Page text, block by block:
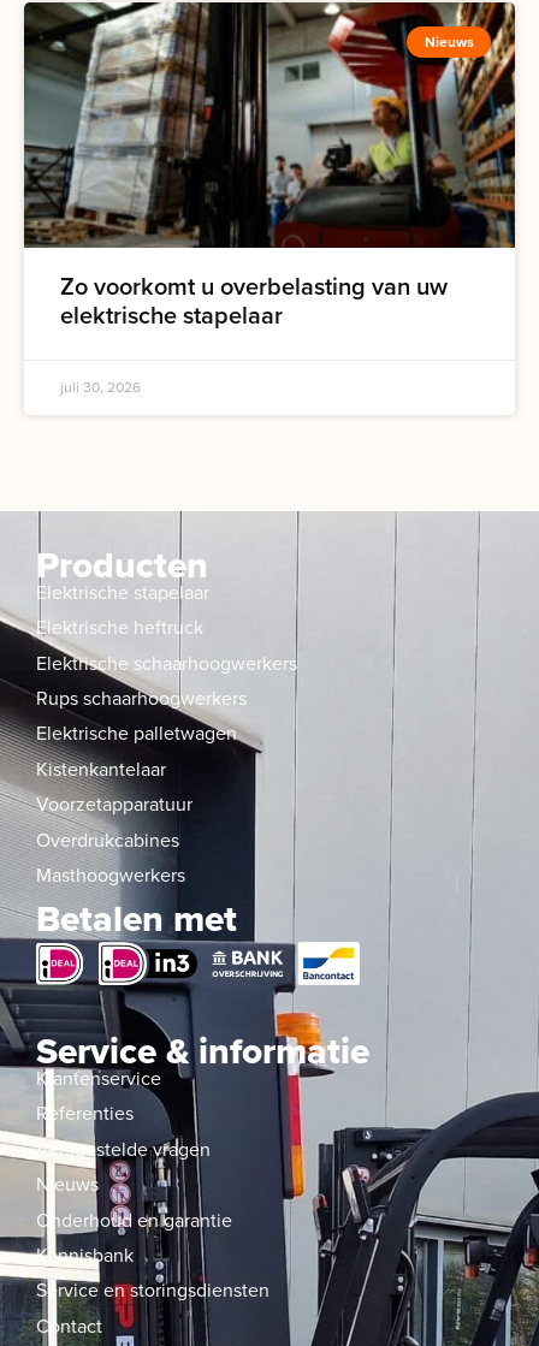
Nieuws
Zo voorkomt u overbelasting van uw
elektrische stapelaar
juli 30, 2026
Producten
Elektrische stapelaar
Elektrische heftruck
Elektrische schaarhoogwerkers
Rups schaarhoogwerkers
Elektrische palletwagen
Kistenkantelaar
Voorzetapparatuur
Overdrukcabines
Masthoogwerkers
Betalen met
Service & informatie
Klantenservice
Referenties
Veelgestelde vragen
Nieuws
Onderhoud en garantie
Kennisbank
Service en storingsdiensten
Contact